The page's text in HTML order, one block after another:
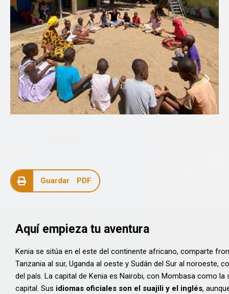
Guardar PDF
Aquí empieza tu aventura
Kenia se sitúa en el este del continente africano, comparte
Tanzania al sur, Uganda al oeste y Sudán del Sur al
del país. La capital de Kenia es Nairobi, con Mombasa como
capital. Sus idiomas oficiales son el suajili y el inglés,